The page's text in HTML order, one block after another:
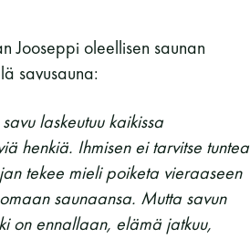
Jooseppi oleellisen saunan
savusauna:
laskeutuu kaikissa
henkiä. Ihmisen ei tarvitse tuntea
tekee mieli poiketa vieraaseen
saunaansa. Mutta savun
on ennallaan, elämä jatkuu,